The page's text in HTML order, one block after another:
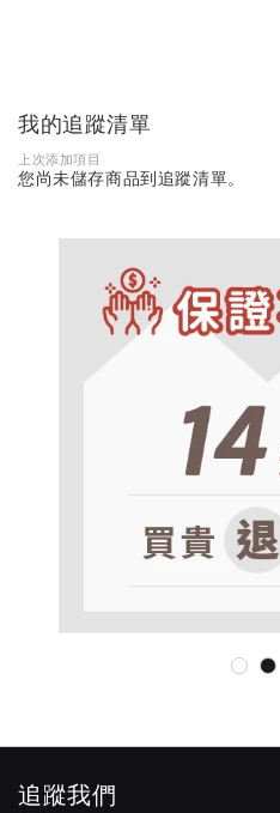
我的追蹤清單
上次添加項目
您尚未儲存商品到追蹤清單。
追蹤我們